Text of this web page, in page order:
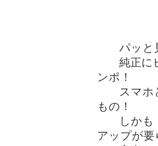
パッと
純正に
ンポ！
スマホと
もの！
しかも
アップが